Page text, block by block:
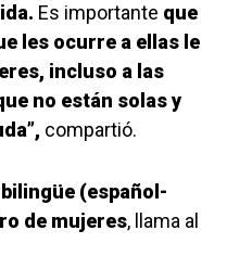
Es importante que
les ocurre a ellas le
incluso a las
no están solas y
compartió.
(español-
de mujeres, llama al